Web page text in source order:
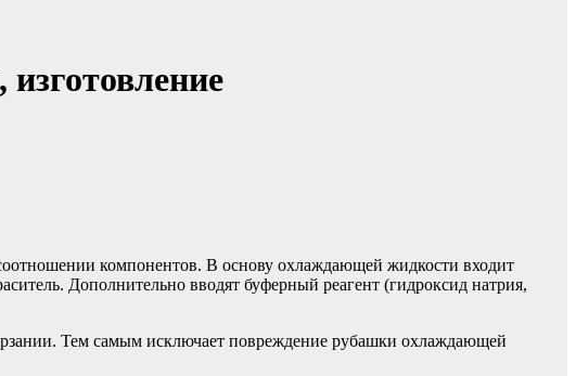
компонентов. В основу охлаждающей жидкости входит
Дополнительно вводят буферный реагент (гидроксид натрия,
Тем самым исключает повреждение рубашки охлаждающей